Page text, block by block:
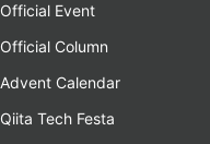
Official Event
Official Column
Advent Calendar
Qiita Tech Festa